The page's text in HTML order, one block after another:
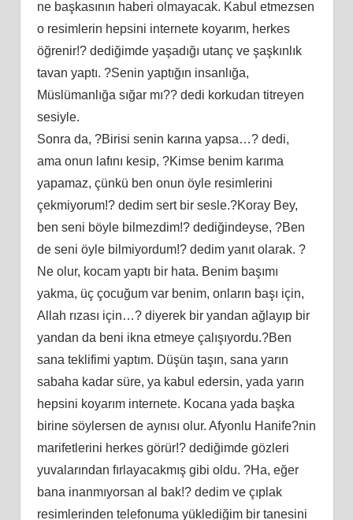
ne başkasının haberi olmayacak. Kabul etmezsen
o resimlerin hepsini internete koyarım, herkes
öğrenir!? dediğimde yaşadığı utanç ve şaşkınlık
tavan yaptı. ?Senin yaptığın insanlığa,
Müslümanlığa sığar mı?? dedi korkudan titreyen
sesiyle.
Sonra da, ?Birisi senin karına yapsa…? dedi,
ama onun lafını kesip, ?Kimse benim karıma
yapamaz, çünkü ben onun öyle resimlerini
çekmiyorum!? dedim sert bir sesle.?Koray Bey,
ben seni böyle bilmezdim!? dediğindeyse, ?Ben
de seni öyle bilmiyordum!? dedim yanıt olarak. ?
Ne olur, kocam yaptı bir hata. Benim başımı
yakma, üç çocuğum var benim, onların başı için,
Allah rızası için…? diyerek bir yandan ağlayıp bir
yandan da beni ikna etmeye çalışıyordu.?Ben
sana teklifimi yaptım. Düşün taşın, sana yarın
sabaha kadar süre, ya kabul edersin, yada yarın
hepsini koyarım internete. Kocana yada başka
birine söylersen de aynısı olur. Afyonlu Hanife?nin
marifetlerini herkes görür!? dediğimde gözleri
yuvalarından fırlayacakmış gibi oldu. ?Ha, eğer
bana inanmıyorsan al bak!? dedim ve çıplak
resimlerinden telefonuma yüklediğim bir tanesini